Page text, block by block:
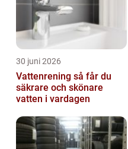
30 juni 2026
Vattenrening så får du
säkrare och skönare
vatten i vardagen